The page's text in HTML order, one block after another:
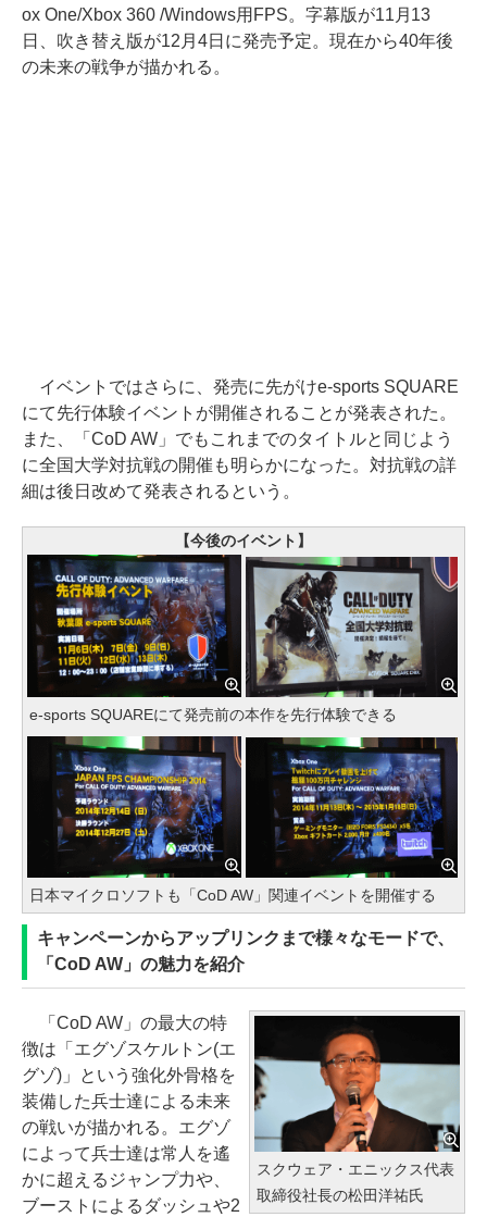
ox One/Xbox 360 /Windows用FPS。字幕版が11月13
日、吹き替え版が12月4日に発売予定。現在から40年後
の未来の戦争が描かれる。
イベントではさらに、発売に先がけe-sports SQUARE
にて先行体験イベントが開催されることが発表された。
また、「CoD AW」でもこれまでのタイトルと同じよう
に全国大学対抗戦の開催も明らかになった。対抗戦の詳
細は後日改めて発表されるという。
【今後のイベント】
e-sports SQUAREにて発売前の本作を先行体験できる
日本マイクロソフトも「CoD AW」関連イベントを開催する
キャンペーンからアップリンクまで様々なモードで、
「CoD AW」の魅力を紹介
スクウェア・エニックス代表
取締役社長の松田洋祐氏
「CoD AW」の最大の特
徴は「エグゾスケルトン(エ
グゾ)」という強化外骨格を
装備した兵士達による未来
の戦いが描かれる。エグゾ
によって兵士達は常人を遙
かに超えるジャンプ力や、
ブーストによるダッシュや2